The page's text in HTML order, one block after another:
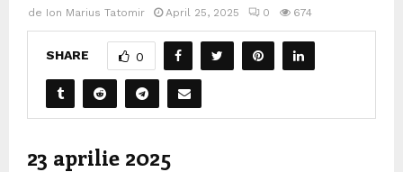
de Ion Marius Tatomir April 25, 2025 0 674
SHARE 0
23 aprilie 2025